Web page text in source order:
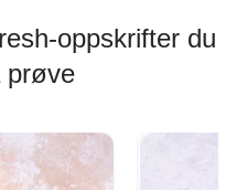
oppskrifter du
prøve